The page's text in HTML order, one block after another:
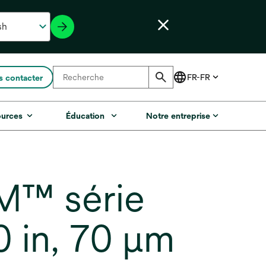
contacter
Éducation Notre entreprise
série
in, 70 µm